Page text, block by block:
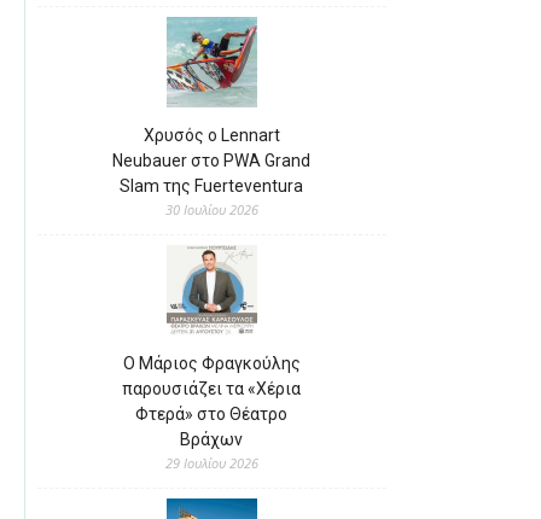
Χρυσός ο Lennart
Neubauer στο PWA Grand
Slam της Fuerteventura
30 Ιουλίου 2026
Ο Μάριος Φραγκούλης
παρουσιάζει τα «Χέρια
Φτερά» στο Θέατρο
Βράχων
29 Ιουλίου 2026